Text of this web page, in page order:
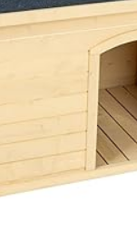
FÜR
EXTRA
GROSS H
UNDEBOX F
ÜR Z